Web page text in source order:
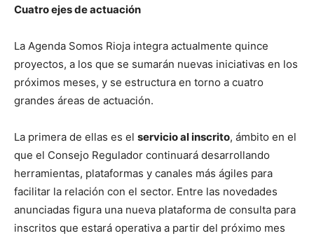
Cuatro ejes de actuación
La Agenda Somos Rioja integra actualmente quince
proyectos, a los que se sumarán nuevas iniciativas en los
próximos meses, y se estructura en torno a cuatro
grandes áreas de actuación.
La primera de ellas es el servicio al inscrito, ámbito en el
que el Consejo Regulador continuará desarrollando
herramientas, plataformas y canales más ágiles para
facilitar la relación con el sector. Entre las novedades
anunciadas figura una nueva plataforma de consulta para
inscritos que estará operativa a partir del próximo mes